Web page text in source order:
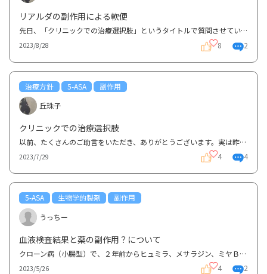
リアルダの副作用による軟便
先日、「クリニックでの治療選択肢」というタイトルで質問させていただいた者です。試しにリアルダを1週...
2023/8/28 8 2
治療方針 5-ASA
副作用
丘珠子
クリニックでの治療選択肢
以前、たくさんのご助言をいただき、ありがとうございます。実は昨年、モデルナの副反応でICU入室まで悪...
2023/7/29 4 4
5-ASA 生物学的製剤
副作用
うっちー
血液検査結果と薬の副作用？について
クローン病（小腸型）で、２年前からヒュミラ、メサラジン、ミヤＢＭで治療しており、現在寛解中です。...
2023/5/26 4 2